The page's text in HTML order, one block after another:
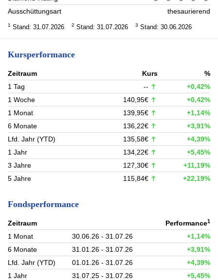
Ausschüttungsart
thesaurierend
1 Stand: 31.07.2026 2 Stand: 31.07.2026 3 Stand: 30.06.2026
Kursperformance
Zeitraum Kurs
%
1 Tag
--
+0,42%
1 Woche
140,95€
+0,42%
1 Monat
139,95€
+1,14%
6 Monate
136,22€
+3,91%
Lfd. Jahr (YTD)
135,58€
+4,39%
1 Jahr
134,22€
+5,45%
3 Jahre
127,30€
+11,19%
5 Jahre
115,84€ +22,19%
Fondsperformance
Zeitraum Performance1
1 Monat 30.06.26 - 31.07.26
+1,14%
6 Monate
31.01.26 - 31.07.26
+3,91%
Lfd. Jahr (YTD)
01.01.26 - 31.07.26
+4,39%
1 Jahr
31.07.25 - 31.07.26
+5,45%